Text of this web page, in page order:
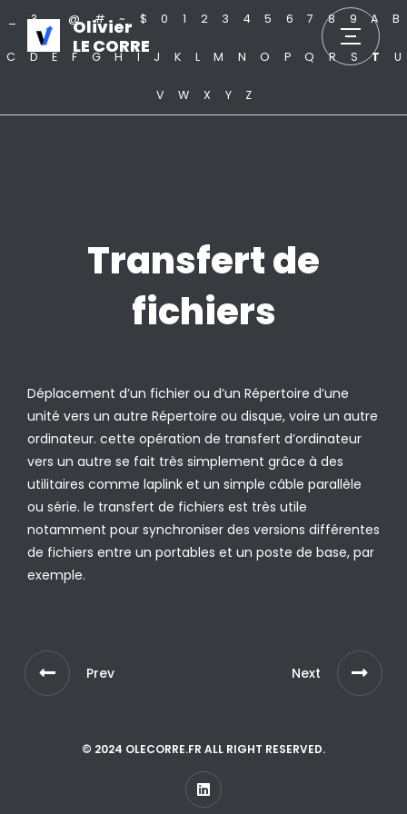
Olivier
LE CORRE
? . @ # ~ $ 0 1 2 3 4 5 6 7 8 9 A B
C D E F G H I J K L M N O P Q R S T U
V W X Y Z
Transfert de
fichiers
Déplacement d’un fichier ou d’un Répertoire d’une
unité vers un autre Répertoire ou disque, voire un autre
ordinateur. cette opération de transfert d’ordinateur
vers un autre se fait très simplement grâce à des
utilitaires comme laplink et un simple câble parallèle
ou série. le transfert de fichiers est très utile
notamment pour synchroniser des versions différentes
de fichiers entre un portables et un poste de base, par
exemple.
Prev Next
© 2024 OLECORRE.FR ALL RIGHT RESERVED.